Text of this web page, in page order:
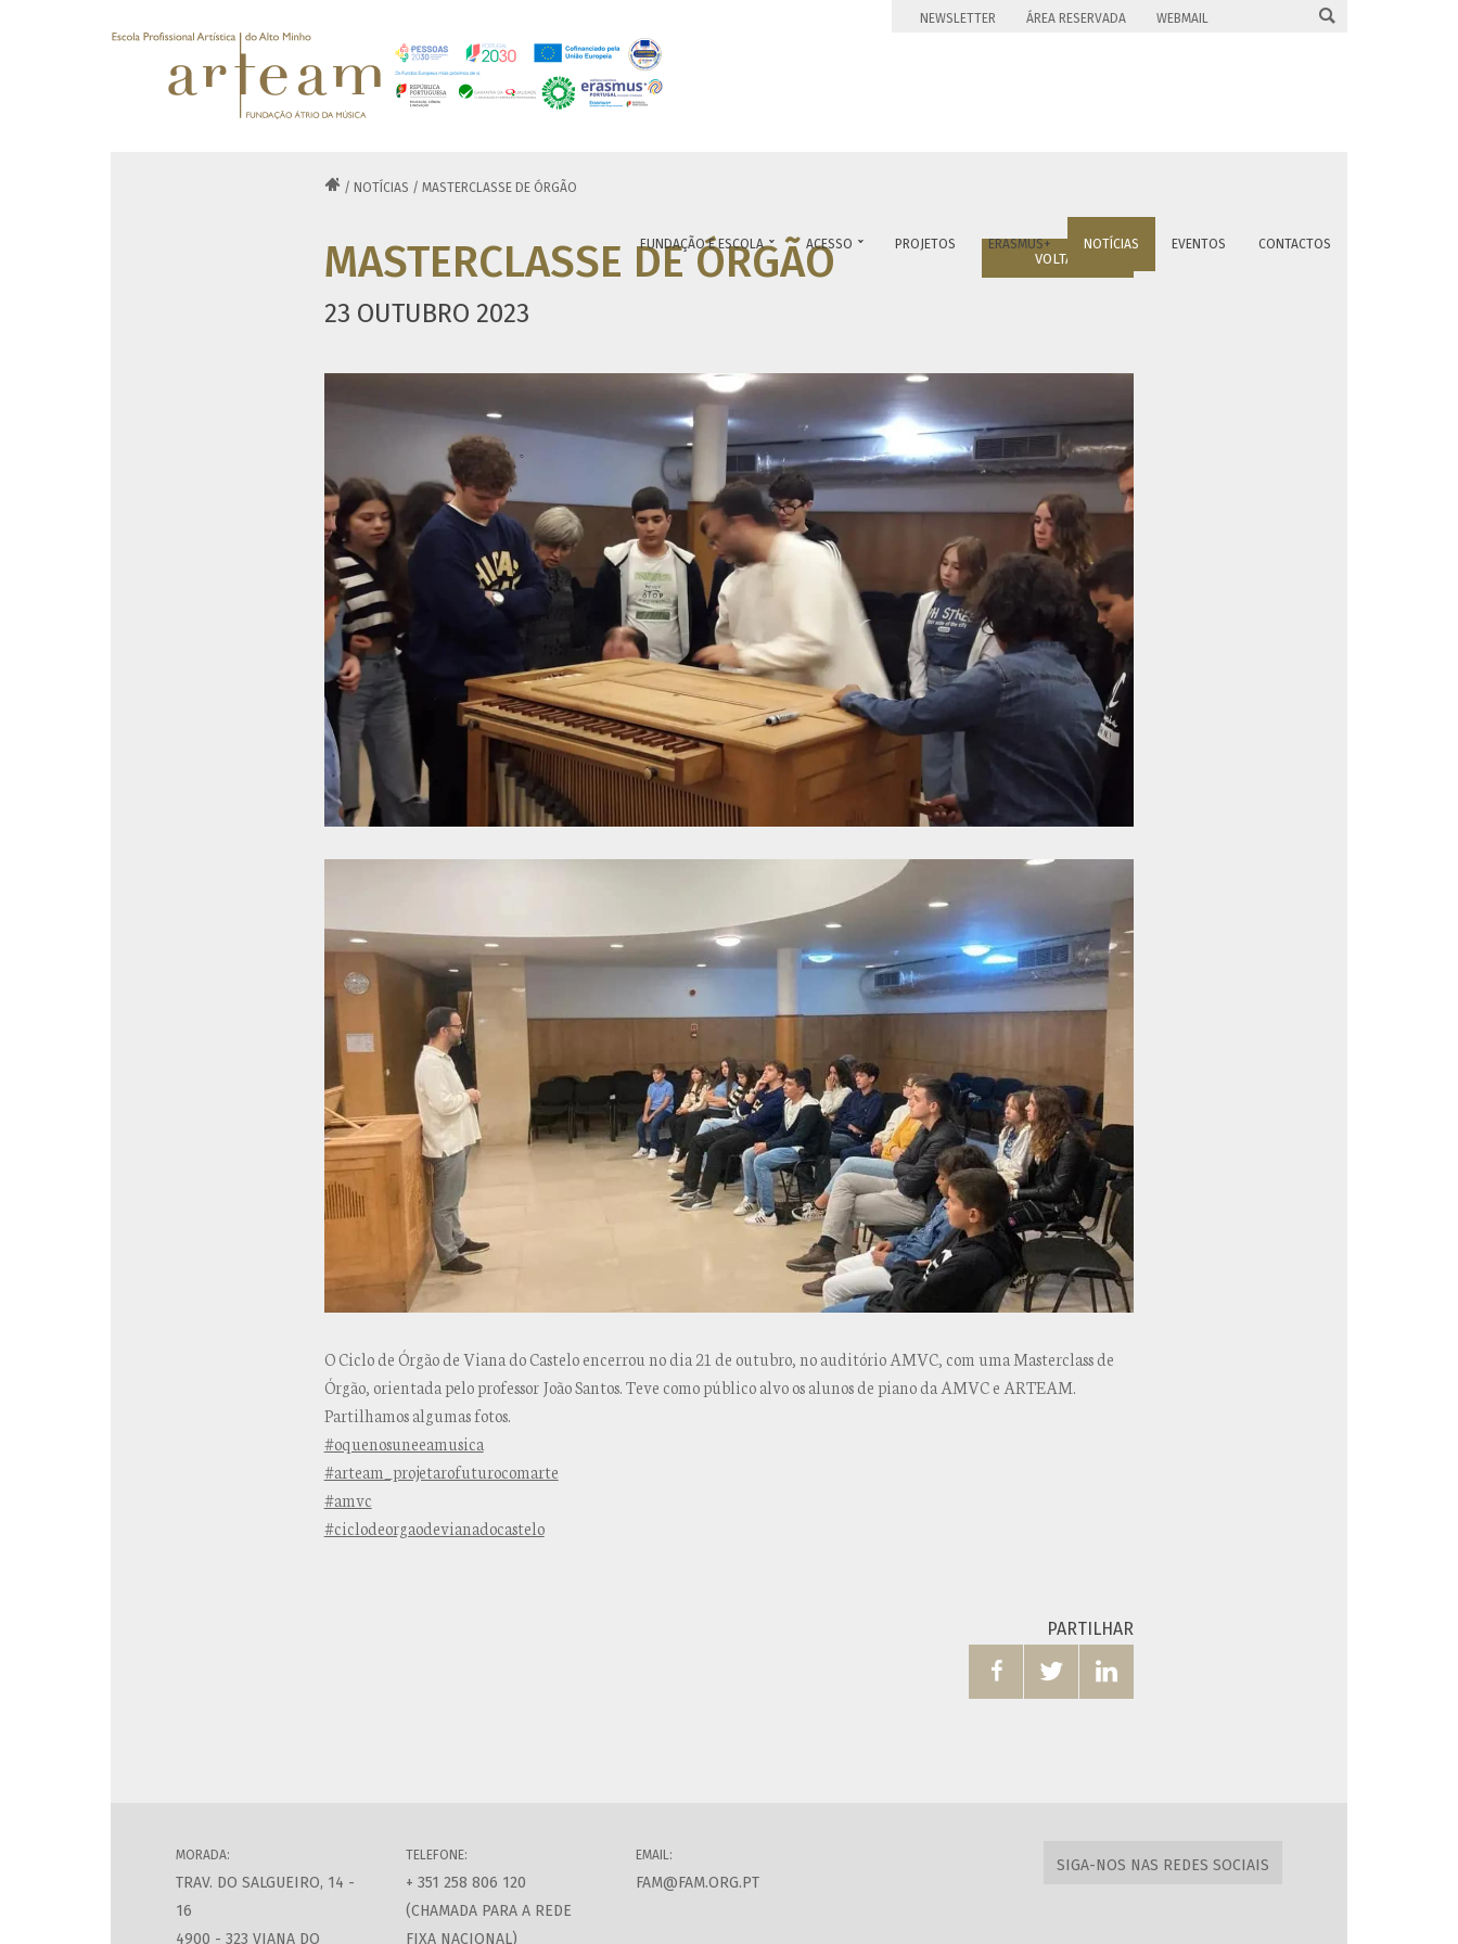
NEWSLETTER ÁREA RESERVADA WEBMAIL 
FUNDAÇÃO E ESCOLA  ACESSO  PROJETOS ERASMUS+ NOTÍCIAS EVENTOS CONTACTOS
 / NOTÍCIAS / MASTERCLASSE DE ÓRGÃO
VOLTAR
MASTERCLASSE DE ÓRGÃO
23 OUTUBRO 2023
O Ciclo de Órgão de Viana do Castelo encerrou no dia 21 de outubro, no auditório AMVC, com uma Masterclass de
Órgão, orientada pelo professor João Santos. Teve como público alvo os alunos de piano da AMVC e ARTEAM.
Partilhamos algumas fotos.
#oquenosuneeamusica
#arteam_projetarofuturocomarte
#amvc
#ciclodeorgaodevianadocastelo
PARTILHAR
  
MORADA:
TRAV. DO SALGUEIRO, 14 -
16
4900 - 323 VIANA DO
TELEFONE:
+ 351 258 806 120
(CHAMADA PARA A REDE
FIXA NACIONAL)
EMAIL:
FAM@FAM.ORG.PT
SIGA-NOS NAS REDES SOCIAIS